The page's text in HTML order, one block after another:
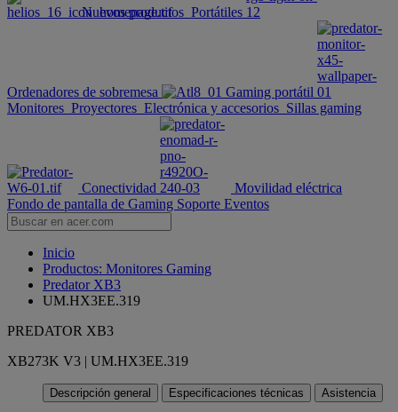
Nuevos productos Portátiles
Ordenadores de sobremesa
Gaming portátil
Monitores Proyectores Electrónica y accesorios Sillas gaming
Conectividad
Movilidad eléctrica
Fondo de pantalla de Gaming Soporte Eventos
Inicio
Productos: Monitores Gaming
Predator XB3
UM.HX3EE.319
PREDATOR XB3
XB273K V3 | UM.HX3EE.319
Descripción general Especificaciones técnicas Asistencia